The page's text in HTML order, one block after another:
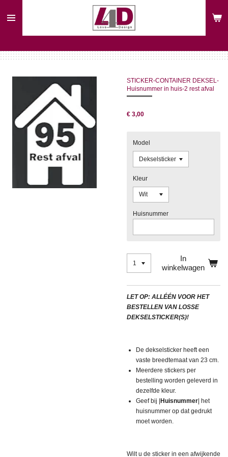
direct
hoofdinhoud
STICKER-CONTAINER DEKSEL-
Huisnummer in huis-2 rest afval
€ 3,00
Model
Kleur
Huisnummer
In
winkelwagen
LET OP: ALLÉÉN VOOR HET
BESTELLEN VAN LOSSE
DEKSELSTICKER(S)!
De dekselsticker heeft een
vaste breedtemaat van 23 cm.
Meerdere stickers per
bestelling worden geleverd in
dezelfde kleur.
Geef bij |Huisnummer| het
huisnummer op dat gedrukt
moet worden.
Wilt u de sticker in een afwijkende